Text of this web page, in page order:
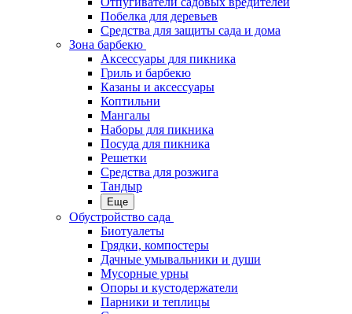
Побелка для деревьев
Средства для защиты сада и дома
Зона барбекю
Аксессуары для пикника
Гриль и барбекю
Казаны и аксессуары
Коптильни
Мангалы
Наборы для пикника
Посуда для пикника
Решетки
Средства для розжига
Тандыр
Еще
Обустройство сада
Биотуалеты
Грядки, компостеры
Дачные умывальники и души
Мусорные урны
Опоры и кустодержатели
Парники и теплицы